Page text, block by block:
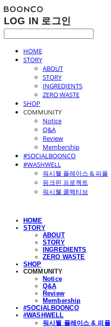
LOG IN 로그인
HOME
STORY
ABOUT
STORY
INGREDIENTS
ZERO WASTE
SHOP
COMMUNITY
Notice
Q&A
Review
Membership
#SOCIALBOONCO
#WASHWELL
워시웰 플레이스 & 피플
핑크핀 프로젝트
워시웰 콜렉티브
HOME
STORY
ABOUT
STORY
INGREDIENTS
ZERO WASTE
SHOP
COMMUNITY
Notice
Q&A
Review
Membership
#SOCIALBOONCO
#WASHWELL
워시웰 플레이스 & 피플